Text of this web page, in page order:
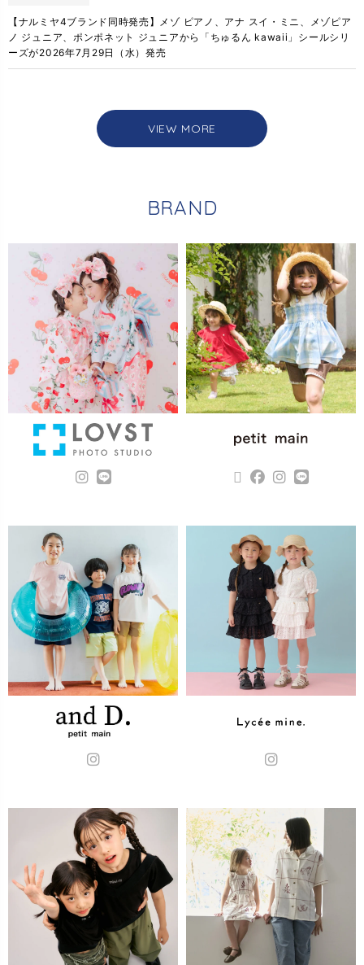
【ナルミヤ4ブランド同時発売】メゾ ピアノ、アナ スイ・ミニ、メゾピア
ノ ジュニア、ポンポネット ジュニアから「ちゅるん kawaii」シールシリ
ーズが2026年7月29日（水）発売
VIEW MORE
BRAND